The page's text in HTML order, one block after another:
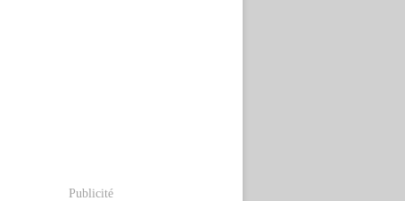
Publicité